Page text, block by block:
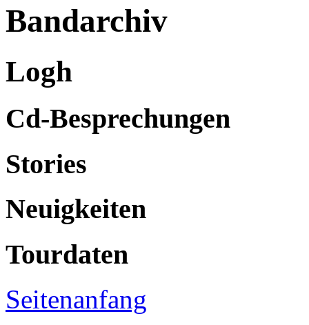
Bandarchiv
Logh
Cd-Besprechungen
Stories
Neuigkeiten
Tourdaten
Seitenanfang